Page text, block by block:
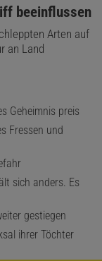
beeinflussen
Arten auf
an Land
Geheimnis preis
Fressen und
sich anders. Es
gestiegen
ihrer Töchter